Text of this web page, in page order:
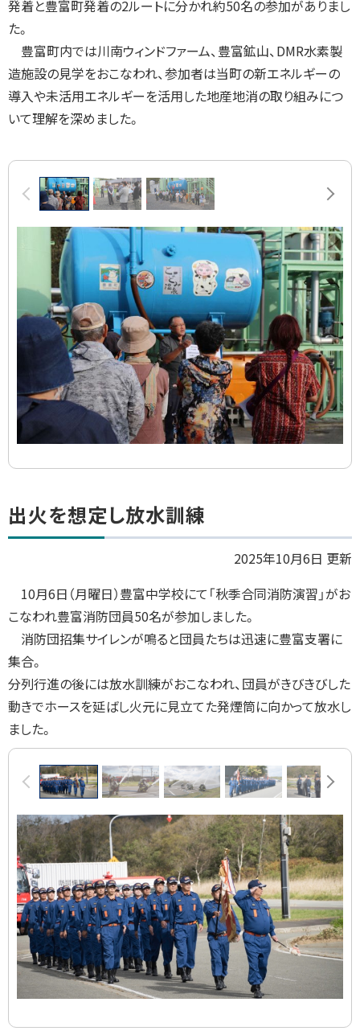
発着と豊富町発着の2ルートに分かれ約50名の参加がありまし
た。
豊富町内では川南ウィンドファーム、豊富鉱山、DMR水素製
造施設の見学をおこなわれ、参加者は当町の新エネルギーの
導入や未活用エネルギーを活用した地産地消の取り組みにつ
いて理解を深めました。
画
ド
前へ 次へ
ト
ッ
る
出火を想定し放水訓練
2025年10月6日 更新
10月6日（月曜日）豊富中学校にて「秋季合同消防演習」がお
こなわれ豊富消防団員50名が参加しました。
消防団招集サイレンが鳴ると団員たちは迅速に豊富支署に
集合。
分列行進の後には放水訓練がおこなわれ、団員がきびきびした
動きでホースを延ばし火元に見立てた発煙筒に向かって放水し
ました。
画
ラ
イ
ド
集
前へ 次へ